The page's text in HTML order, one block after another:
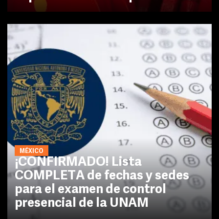
MÉXICO
¡CONFIRMADO! Lista
COMPLETA de fechas y sedes
para el examen de control
presencial de la UNAM